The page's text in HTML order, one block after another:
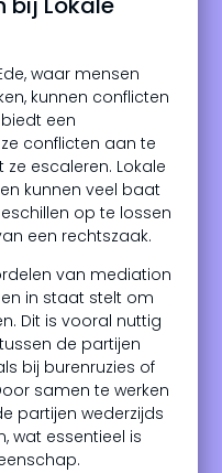
waar mensen
kunnen conflicten
een
conflicten aan te
escaleren. Lokale
kunnen veel baat
op te lossen
een rechtszaak.
van mediation
in staat stelt om
Dit is vooral nuttig
de partijen
bij burenruzies of
samen te werken
partijen wederzijds
wat essentieel is